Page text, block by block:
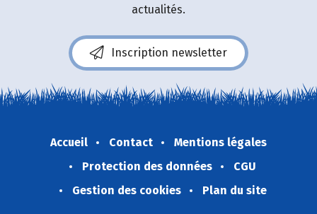
actualités.
Inscription newsletter
Accueil Contact
Mentions légales
Protection des données
CGU
Gestion des cookies
Plan du site